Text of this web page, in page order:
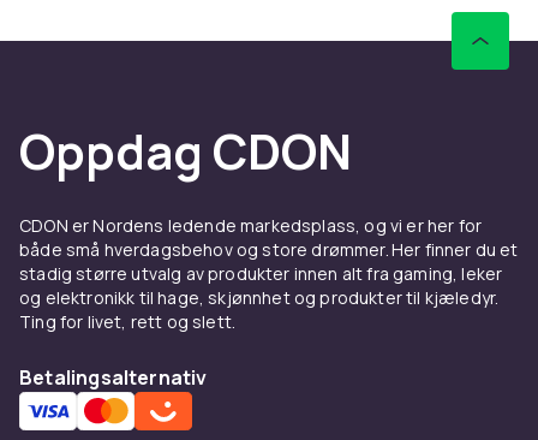
Oppdag CDON
CDON er Nordens ledende markedsplass, og vi er her for
både små hverdagsbehov og store drømmer. Her finner du et
stadig større utvalg av produkter innen alt fra gaming, leker
og elektronikk til hage, skjønnhet og produkter til kjæledyr.
Ting for livet, rett og slett.
Betalingsalternativ